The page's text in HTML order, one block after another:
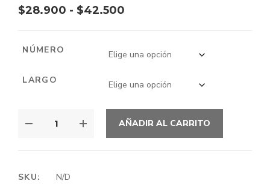
$28.900 - $42.500
$28.900
$42.500
NÚMERO
LARGO
GEKKABIJIN
AÑADIR AL CARRITO
SKU:
N/D